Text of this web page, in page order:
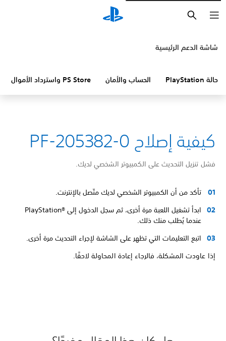
شاشة الدعم الرئيسية
حالة PlayStation الحساب والأمان PS Store واسترداد الأموال
كيفية إصلاح PF-205382-0
فشل تنزيل التحديث على الكمبيوتر الشخصي لديك.
تأكد من أن الكمبيوتر الشخصي لديك متّصل بالإنترنت.
ابدأ تشغيل اللعبة مرة أخرى، ثم سجل الدخول إلى PlayStation®‎
عندما يُطلب منك ذلك.
اتبع التعليمات التي تظهر على الشاشة لإجراء التحديث مرة أخرى.
إذا عاودت المشكلة، فالرجاء إعادة المحاولة لاحقًا.